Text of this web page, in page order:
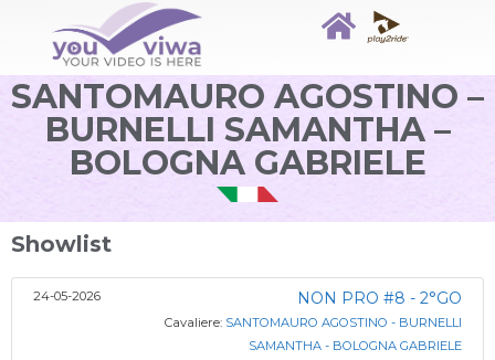
SANTOMAURO AGOSTINO –
BURNELLI SAMANTHA –
BOLOGNA GABRIELE
Showlist
24-05-2026 NON PRO #8 - 2°GO
Cavaliere: SANTOMAURO AGOSTINO - BURNELLI
SAMANTHA - BOLOGNA GABRIELE